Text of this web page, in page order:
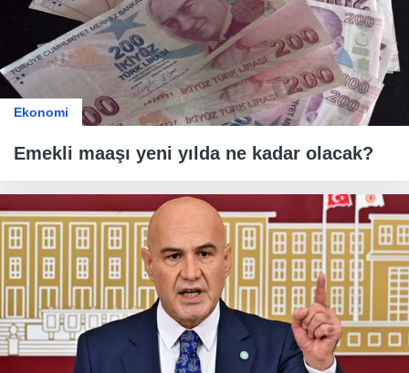
Ekonomi
Emekli maaşı yeni yılda ne kadar olacak?